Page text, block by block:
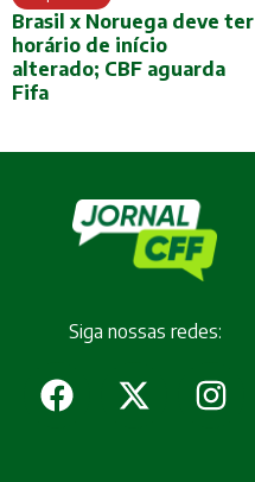
Brasil x Noruega deve ter
horário de início
alterado; CBF aguarda
Fifa
Siga nossas redes: